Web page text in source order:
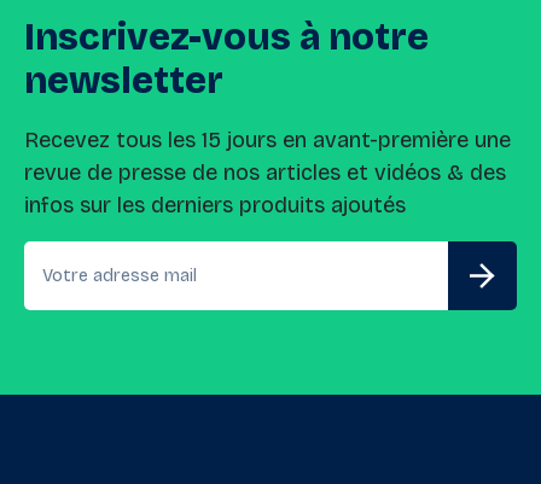
Inscrivez-vous à notre
newsletter
Recevez tous les 15 jours en avant-première une
revue de presse de nos articles et vidéos & des
infos sur les derniers produits ajoutés